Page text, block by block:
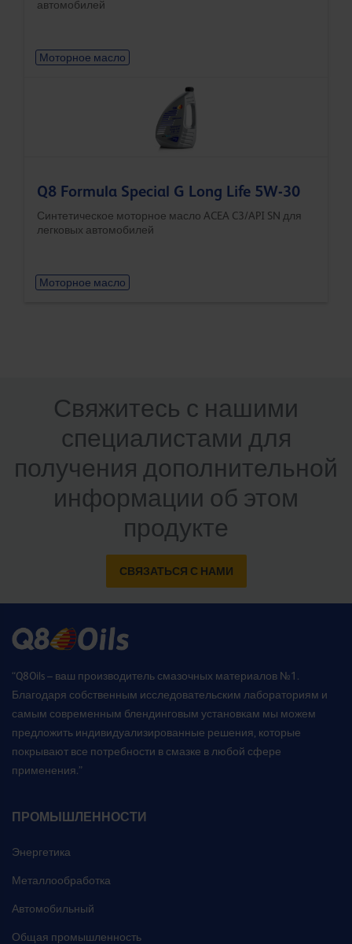
автомобилей
Моторное масло
Q8 Formula Special G Long Life 5W-30
Синтетическое моторное масло ACEA C3/API SN для
легковых автомобилей
Моторное масло
Свяжитесь с нашими
специалистами для
получения дополнительной
информации об этом
продукте
СВЯЗАТЬСЯ С НАМИ
“Q8Oils – ваш производитель смазочных материалов №1.
Благодаря собственным исследовательским лабораториям и
самым современным блендинговым установкам мы можем
предложить индивидуализированные решения, которые
покрывают все потребности в смазке в любой сфере
применения.”
ПРОМЫШЛЕННОСТИ
Энергетика
Металлообработка
Автомобильный
Общая промышленность